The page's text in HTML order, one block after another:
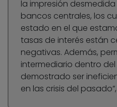
la impresión
bancos centrales, los
estado en el que
tasas de interés están
negativas. Además,
intermediario dentro
demostrado ser
en las crisis del